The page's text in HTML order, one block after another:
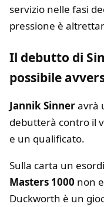
servizio nelle fasi
pressione è
Il debutto di
possibile
Jannik Sinneravrà
debutterà contro il
e un qualificato.
Sulla carta un
Masters 1000 non
Duckworth è un